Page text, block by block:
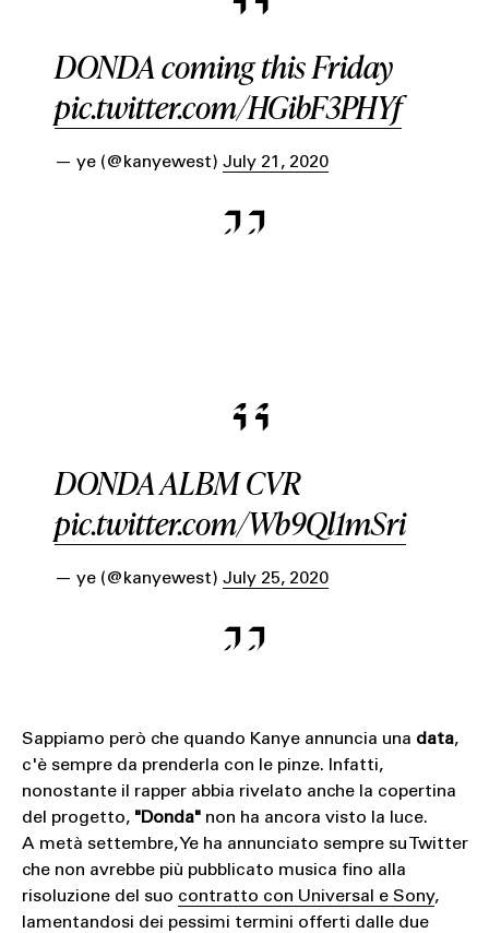
DONDA coming this Friday
pic.twitter.com/HGibF3PHYf
— ye (@kanyewest) July 21, 2020
DONDA ALBM CVR
pic.twitter.com/Wb9Ql1mSri
— ye (@kanyewest) July 25, 2020
Sappiamo però che quando Kanye annuncia una data,
c'è sempre da prenderla con le pinze. Infatti,
nonostante il rapper abbia rivelato anche la copertina
del progetto, "Donda"non ha ancora visto la luce.
A metà settembre, Ye ha annunciato sempre su Twitter
che non avrebbe più pubblicato musica fino alla
risoluzione del suo contratto con Universal e Sony,
lamentandosi dei pessimi termini offerti dalle due